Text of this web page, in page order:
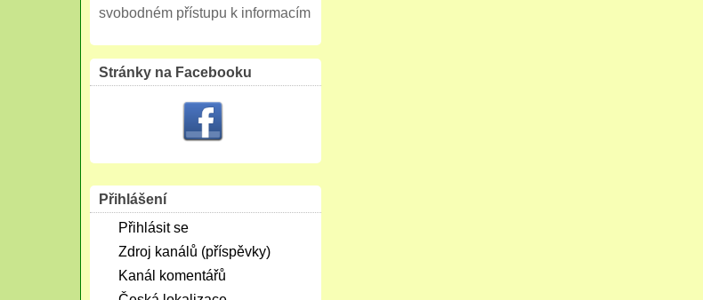
svobodném přístupu k informacím
Stránky na Facebooku
Přihlášení
Přihlásit se
Zdroj kanálů (příspěvky)
Kanál komentářů